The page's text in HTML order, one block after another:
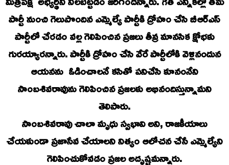
పార్టీ నుంచి గెలుపొందిన ఎమ్మెల్యే పార్టీకి ద్రోహం చేసి బీఆర్ఎస్
పార్టీలో చేరడం వల్ల గెలిపించిన ప్రజలు తీవ్ర మానసిక క్షోభకు
గురయ్యారన్నారు. పార్టీకి ద్రోహం చేసి వేరే పార్టీలోకి వెళ్లినందున
ఆయనను ఓడించాలనే కసితో పనిచేసి కూనంనేని
సాంబశివరావును గెలిపించిన ప్రజలకు అభినందిస్తున్నామని
తెలిపారు.
సాంబశివరావు చాలా మృధు స్వభావి అని, రాజకీయాలు
చేయకుండా ప్రజాసేవ చేయాలని నిత్యం ఆలోచన చేసే ఎమ్మెల్యేని
గెలిపించుకోవడం ప్రజల అదృష్టమన్నారు.